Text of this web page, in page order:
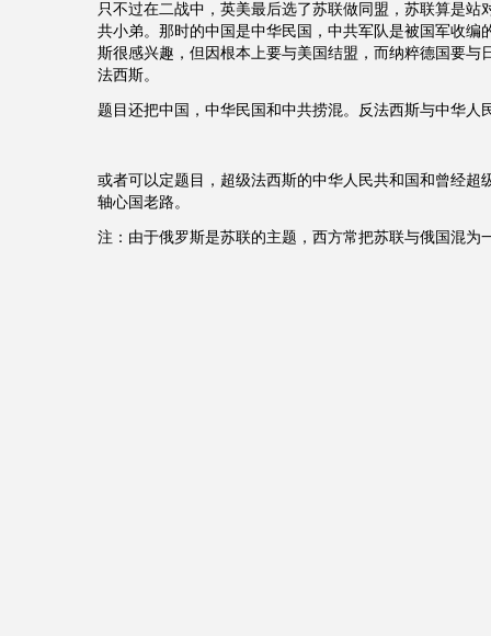
只不过在二战中，英美最后选了苏联做同盟，苏联算是站
共小弟。那时的中国是中华民国，中共军队是被国军收编
斯很感兴趣，但因根本上要与美国结盟，而纳粹德国要与
法西斯。
题目还把中国，中华民国和中共捞混。反法西斯与中华人
或者可以定题目，超级法西斯的中华人民共和国和曾经超
轴心国老路。
注：由于俄罗斯是苏联的主题，西方常把苏联与俄国混为